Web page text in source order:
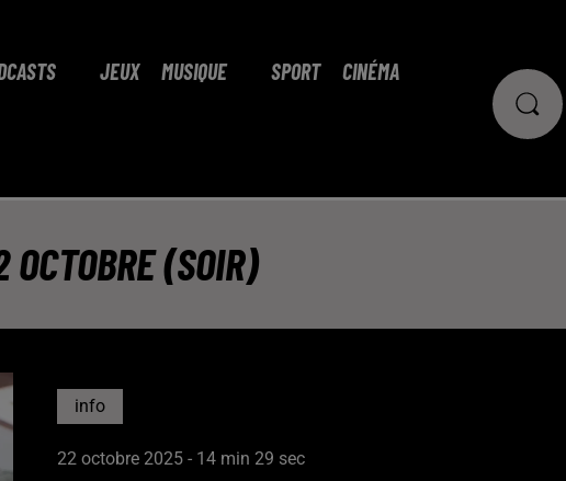
JEUX MUSIQUE SPORT CINÉMA
(SOIR)
info
22 octobre 2025 - 14 min 29 sec